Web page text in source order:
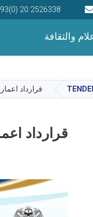
والثقافة
20 2526338
قرارداد
قرارداد